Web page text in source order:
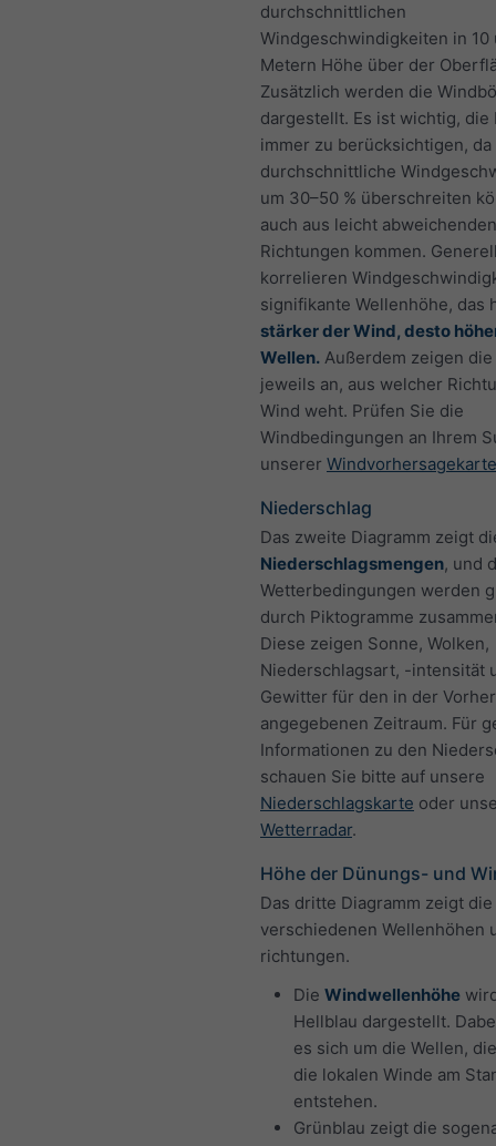
durchschnittlichen
Windgeschwindigkeiten in 10
Metern Höhe über der
Zusätzlich werden die
dargestellt. Es ist wichtig, die
immer zu berücksichtigen,
durchschnittliche
um 30–50 % überschreiten
auch aus leicht abweichenden
Richtungen kommen.
korrelieren
signifikante Wellenhöhe, das
stärker der Wind, desto
Wellen. Außerdem zeigen
jeweils an, aus welcher
Wind weht. Prüfen Sie die
Windbedingungen an Ihrem
unserer Windvorhersagekarte
Niederschlag
Das zweite Diagramm zeigt
Niederschlagsmengen, und
Wetterbedingungen werden
durch Piktogramme
Diese zeigen Sonne, Wolken,
Niederschlagsart, -intensität
Gewitter für den in der
angegebenen Zeitraum. Für
Informationen zu den
schauen Sie bitte auf unsere
Niederschlagskarte oder
Wetterradar.
Höhe der Dünungs- und
Das dritte Diagramm zeigt die
verschiedenen Wellenhöhen
richtungen.
Die Windwellenhöhe
Hellblau dargestellt.
es sich um die Wellen,
die lokalen Winde am
entstehen.
Grünblau zeigt die